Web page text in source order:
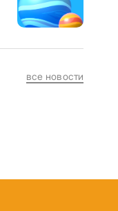
все новости